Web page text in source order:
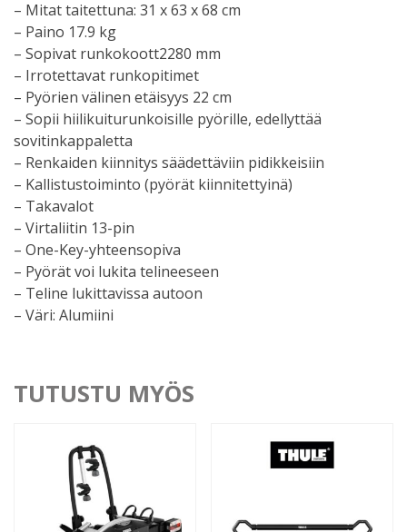
– Mitat taitettuna: 31 x 63 x 68 cm
– Paino 17.9 kg
– Sopivat runkokoott2280 mm
– Irrotettavat runkopitimet
– Pyörien välinen etäisyys 22 cm
– Sopii hiilikuiturunkoisille pyörille, edellyttää
sovitinkappaletta
– Renkaiden kiinnitys säädettäviin pidikkeisiin
– Kallistustoiminto (pyörät kiinnitettyinä)
– Takavalot
– Virtaliitin 13-pin
– One-Key-yhteensopiva
– Pyörät voi lukita telineeseen
– Teline lukittavissa autoon
– Väri: Alumiini
TUTUSTU MYÖS